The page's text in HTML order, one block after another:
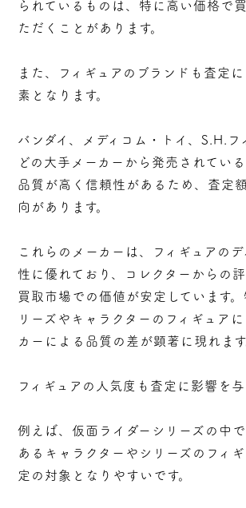
られているものは、特に高い価格で
ただくことがあります。
また、フィギュアのブランドも査定
素となります。
バンダイ、メディコム・トイ、S.H.フ
どの大手メーカーから発売されている
品質が高く信頼性があるため、査定
向があります。
これらのメーカーは、フィギュアのデ
性に優れており、コレクターからの評
買取市場での価値が安定しています
リーズやキャラクターのフィギュア
カーによる品質の差が顕著に現れます
フィギュアの人気度も査定に影響を与
例えば、仮面ライダーシリーズの中
あるキャラクターやシリーズのフィ
定の対象となりやすいです。